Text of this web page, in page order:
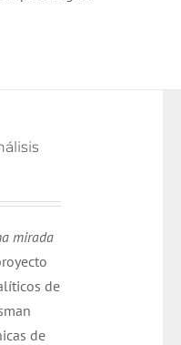
mirada
de
de